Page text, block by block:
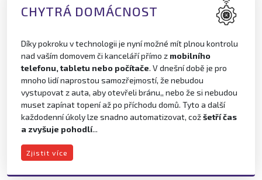
CHYTRÁ DOMÁCNOST
Díky pokroku v technologii je nyní možné mít plnou kontrolu
nad vaším domovem či kanceláří přímo z mobilního
telefonu, tabletu nebo počítače. V dnešní době je pro
mnoho lidí naprostou samozřejmostí, že nebudou
vystupovat z auta, aby otevřeli bránu,, nebo že si nebudou
muset zapínat topení až po příchodu domů. Tyto a další
každodenní úkoly lze snadno automatizovat, cožšetří čas
a zvyšuje pohodlí...
Zjistit více